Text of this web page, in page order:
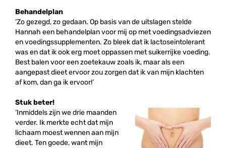
Behandelplan
‘Zo gezegd, zo gedaan. Op basis van de uitslagen stelde
Hannah een behandelplan voor mij op met voedingsadviezen
en voedingssupplementen. Zo bleek dat ik lactoseintolerant
was en dat ik ook erg moet oppassen met suikerrijke voeding.
Best balen voor een zoetekauw zoals ik, maar als een
aangepast dieet ervoor zou zorgen dat ik van mijn klachten
af kom, dan ga ik ervoor!’
Stuk beter!
‘Inmiddels zijn we drie maanden
verder. Ik merkte echt dat mijn
lichaam moest wennen aan mijn
dieet. Ten goede, want mijn